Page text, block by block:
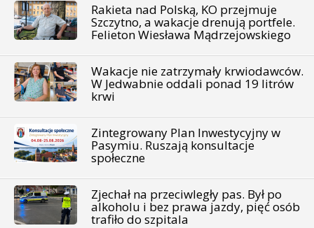
Rakieta nad Polską, KO przejmuje
Szczytno, a wakacje drenują portfele.
Felieton Wiesława Mądrzejowskiego
Wakacje nie zatrzymały krwiodawców.
W Jedwabnie oddali ponad 19 litrów
krwi
Zintegrowany Plan Inwestycyjny w
Pasymiu. Ruszają konsultacje
społeczne
Zjechał na przeciwległy pas. Był po
alkoholu i bez prawa jazdy, pięć osób
trafiło do szpitala